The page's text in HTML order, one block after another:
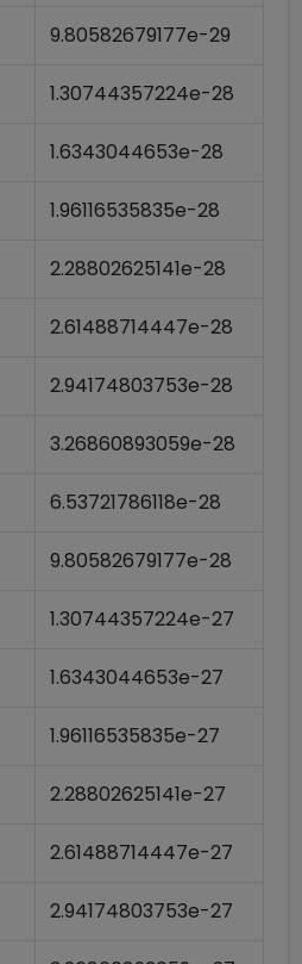
9.80582679177e-29
1.30744357224e-28
1.6343044653e-28
1.96116535835e-28
2.28802625141e-28
2.61488714447e-28
2.94174803753e-28
3.26860893059e-28
6.53721786118e-28
9.80582679177e-28
1.30744357224e-27
1.6343044653e-27
1.96116535835e-27
2.28802625141e-27
2.61488714447e-27
2.94174803753e-27